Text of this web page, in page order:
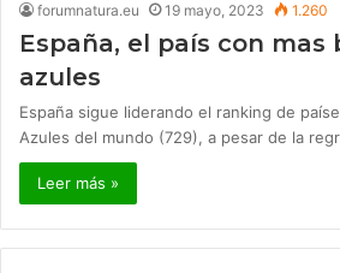
forumnatura.eu 19 mayo, 2023 1.260
España, el país con mas
azules
España sigue liderando el ranking de
Azules del mundo (729), a pesar de la
Leer más »